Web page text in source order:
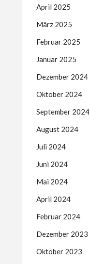
April 2025
März 2025
Februar 2025
Januar 2025
Dezember 2024
Oktober 2024
September 2024
August 2024
Juli 2024
Juni 2024
Mai 2024
April 2024
Februar 2024
Dezember 2023
Oktober 2023